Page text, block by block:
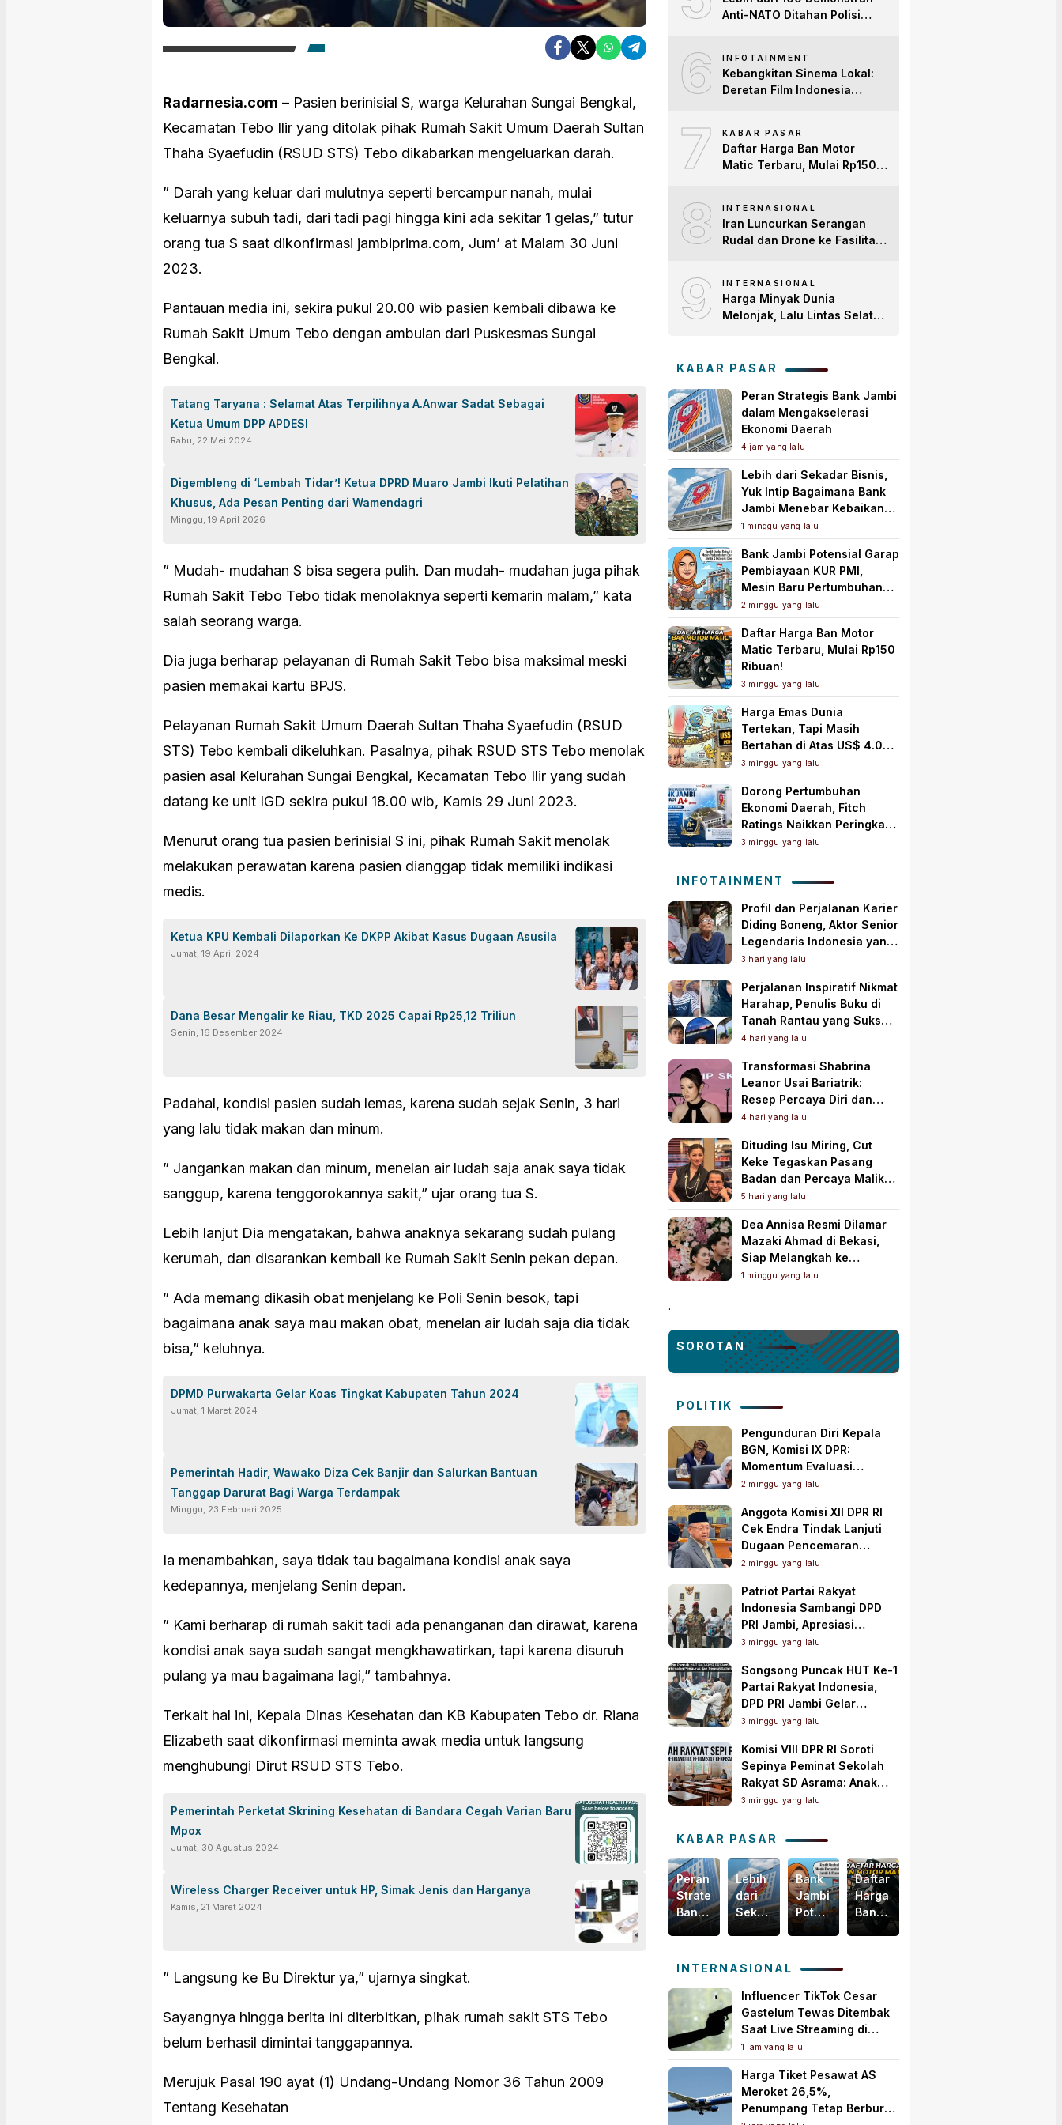
Radarnesia.com – Pasien berinisial S, warga Kelurahan Sungai Bengkal,
Kecamatan Tebo Ilir yang ditolak pihak Rumah Sakit Umum Daerah Sultan
Thaha Syaefudin (RSUD STS) Tebo dikabarkan mengeluarkan darah.
” Darah yang keluar dari mulutnya seperti bercampur nanah, mulai
keluarnya subuh tadi, dari tadi pagi hingga kini ada sekitar 1 gelas,” tutur
orang tua S saat dikonfirmasi jambiprima.com, Jum’ at Malam 30 Juni
2023.
Pantauan media ini, sekira pukul 20.00 wib pasien kembali dibawa ke
Rumah Sakit Umum Tebo dengan ambulan dari Puskesmas Sungai
Bengkal.
Tatang Taryana : Selamat Atas Terpilihnya A.Anwar Sadat Sebagai
Ketua Umum DPP APDESI
Rabu, 22 Mei 2024
Digembleng di ‘Lembah Tidar’! Ketua DPRD Muaro Jambi Ikuti Pelatihan
Khusus, Ada Pesan Penting dari Wamendagri
Minggu, 19 April 2026
” Mudah- mudahan S bisa segera pulih. Dan mudah- mudahan juga pihak
Rumah Sakit Tebo Tebo tidak menolaknya seperti kemarin malam,” kata
salah seorang warga.
Dia juga berharap pelayanan di Rumah Sakit Tebo bisa maksimal meski
pasien memakai kartu BPJS.
Pelayanan Rumah Sakit Umum Daerah Sultan Thaha Syaefudin (RSUD
STS) Tebo kembali dikeluhkan. Pasalnya, pihak RSUD STS Tebo menolak
pasien asal Kelurahan Sungai Bengkal, Kecamatan Tebo Ilir yang sudah
datang ke unit IGD sekira pukul 18.00 wib, Kamis 29 Juni 2023.
Menurut orang tua pasien berinisial S ini, pihak Rumah Sakit menolak
melakukan perawatan karena pasien dianggap tidak memiliki indikasi
medis.
Ketua KPU Kembali Dilaporkan Ke DKPP Akibat Kasus Dugaan Asusila
Jumat, 19 April 2024
Dana Besar Mengalir ke Riau, TKD 2025 Capai Rp25,12 Triliun
Senin, 16 Desember 2024
Padahal, kondisi pasien sudah lemas, karena sudah sejak Senin, 3 hari
yang lalu tidak makan dan minum.
” Jangankan makan dan minum, menelan air ludah saja anak saya tidak
sanggup, karena tenggorokannya sakit,” ujar orang tua S.
Lebih lanjut Dia mengatakan, bahwa anaknya sekarang sudah pulang
kerumah, dan disarankan kembali ke Rumah Sakit Senin pekan depan.
” Ada memang dikasih obat menjelang ke Poli Senin besok, tapi
bagaimana anak saya mau makan obat, menelan air ludah saja dia tidak
bisa,” keluhnya.
DPMD Purwakarta Gelar Koas Tingkat Kabupaten Tahun 2024
Jumat, 1 Maret 2024
Pemerintah Hadir, Wawako Diza Cek Banjir dan Salurkan Bantuan
Tanggap Darurat Bagi Warga Terdampak
Minggu, 23 Februari 2025
Ia menambahkan, saya tidak tau bagaimana kondisi anak saya
kedepannya, menjelang Senin depan.
” Kami berharap di rumah sakit tadi ada penanganan dan dirawat, karena
kondisi anak saya sudah sangat mengkhawatirkan, tapi karena disuruh
pulang ya mau bagaimana lagi,” tambahnya.
Terkait hal ini, Kepala Dinas Kesehatan dan KB Kabupaten Tebo dr. Riana
Elizabeth saat dikonfirmasi meminta awak media untuk langsung
menghubungi Dirut RSUD STS Tebo.
Pemerintah Perketat Skrining Kesehatan di Bandara Cegah Varian Baru
Mpox
Jumat, 30 Agustus 2024
Wireless Charger Receiver untuk HP, Simak Jenis dan Harganya
Kamis, 21 Maret 2024
” Langsung ke Bu Direktur ya,” ujarnya singkat.
Sayangnya hingga berita ini diterbitkan, pihak rumah sakit STS Tebo
belum berhasil dimintai tanggapannya.
Merujuk Pasal 190 ayat (1) Undang-Undang Nomor 36 Tahun 2009
Tentang Kesehatan
Anti-NATO Ditahan Polisi
6 INFOTAINMENT
Kebangkitan Sinema Lokal:
Deretan Film Indonesia
Global
7 KABAR PASAR
Daftar Harga Ban Motor
Matic Terbaru, Mulai Rp150
8 INTERNASIONAL
Iran Luncurkan Serangan
Rudal dan Drone ke Fasilitas
9 INTERNASIONAL
Harga Minyak Dunia
Melonjak, Lalu Lintas Selat
KABAR PASAR
Peran Strategis Bank Jambi
dalam Mengakselerasi
Ekonomi Daerah
4 jam yang lalu
Lebih dari Sekadar Bisnis,
Yuk Intip Bagaimana Bank
Jambi Menebar Kebaikan
untuk Masyarakat!
1 minggu yang lalu
Bank Jambi Potensial Garap
Pembiayaan KUR PMI,
Mesin Baru Pertumbuhan
Ekonomi Daerah
2 minggu yang lalu
Daftar Harga Ban Motor
Matic Terbaru, Mulai Rp150
Ribuan!
3 minggu yang lalu
Harga Emas Dunia
Tertekan, Tapi Masih
Bertahan di Atas US$ 4.000
per Ons Troi
3 minggu yang lalu
Dorong Pertumbuhan
Ekonomi Daerah, Fitch
Ratings Naikkan Peringkat
Bank Jambi Jadi ‘A+(idn)’
3 minggu yang lalu
INFOTAINMENT
Profil dan Perjalanan Karier
Diding Boneng, Aktor Senior
Legendaris Indonesia yang
Meninggal Dunia
3 hari yang lalu
Perjalanan Inspiratif Nikmat
Harahap, Penulis Buku di
Tanah Rantau yang Sukses
Lewat Karya Best Seller
4 hari yang lalu
Transformasi Shabrina
Leanor Usai Bariatrik:
Resep Percaya Diri dan
Rahasia Body Shaping
Tampil Standout
4 hari yang lalu
Dituding Isu Miring, Cut
Keke Tegaskan Pasang
Badan dan Percaya Malik
Bawazier
5 hari yang lalu
Dea Annisa Resmi Dilamar
Mazaki Ahmad di Bekasi,
Siap Melangkah ke
Pelaminan
1 minggu yang lalu
.
SOROTAN
POLITIK
Pengunduran Diri Kepala
BGN, Komisi IX DPR:
Momentum Evaluasi
Menyeluruh Program MBG
2 minggu yang lalu
Anggota Komisi XII DPR RI
Cek Endra Tindak Lanjuti
Dugaan Pencemaran
Lingkungan PT Samudera
Mahkota Mas
2 minggu yang lalu
Patriot Partai Rakyat
Indonesia Sambangi DPD
PRI Jambi, Apresiasi
Kesiapan dan Dukung Asta
Cita Presiden
3 minggu yang lalu
Songsong Puncak HUT Ke-1
Partai Rakyat Indonesia,
DPD PRI Jambi Gelar
Perkenalan Pengurus dan
Pererat Soliditas
3 minggu yang lalu
Komisi VIII DPR RI Soroti
Sepinya Peminat Sekolah
Rakyat SD Asrama: Anak
Masih Butuh Dekat Orang
3 minggu yang lalu
KABAR PASAR
Peran
Strategis
Bank
Jambi
Mengakselerasi
Daerah
Lebih
dari
Sekadar
Bisnis,
Intip
Bank
Jambi
Menebar
Kebaikan
untuk
Masyarakat!
Bank
Jambi
Potensial
Garap
Mesin
Baru
Pertumbuhan
Ekonomi
Daerah
Daftar
Harga
Ban
Motor
Rp150
Ribuan!
INTERNASIONAL
Influencer TikTok Cesar
Gastelum Tewas Ditembak
Saat Live Streaming di
Meksiko, Polisi Selidiki
Motif Pembunuhan
1 jam yang lalu
Harga Tiket Pesawat AS
Meroket 26,5%,
Penumpang Tetap Berburu